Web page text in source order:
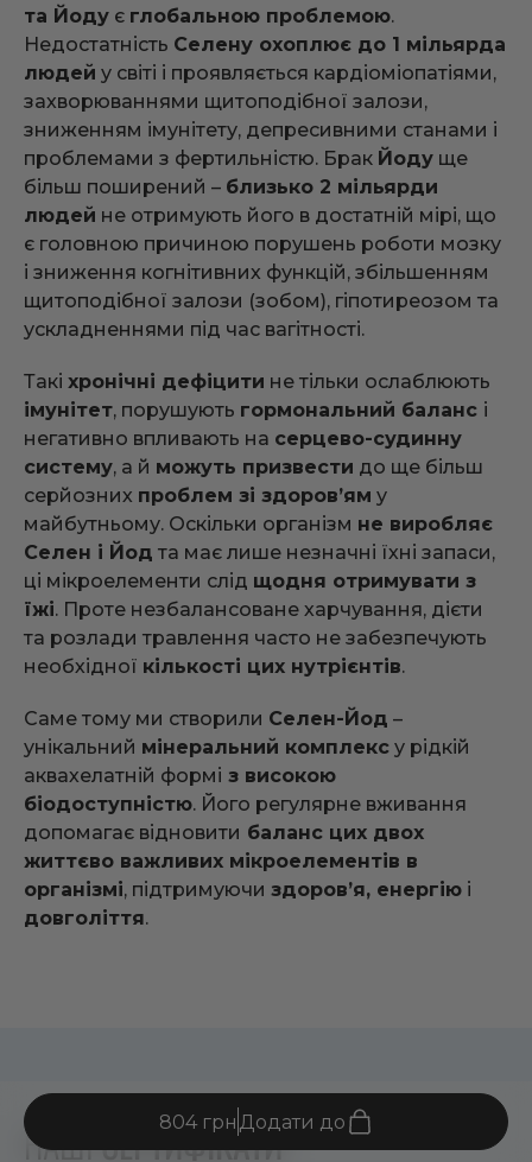
804 грн Додати до
та Йоду є глобальною проблемою.
Недостатність Селену охоплює до 1 мільярда
людей у світі і проявляється кардіоміопатіями,
захворюваннями щитоподібної залози,
зниженням імунітету, депресивними станами і
проблемами з фертильністю. Брак Йоду ще
більш поширений – близько 2 мільярди
людей не отримують його в достатній мірі, що
є головною причиною порушень роботи мозку
і зниження когнітивних функцій, збільшенням
щитоподібної залози (зобом), гіпотиреозом та
ускладненнями під час вагітності.
Такі хронічні дефіцити не тільки ослаблюють
імунітет, порушують гормональний баланс і
негативно впливають на серцево-судинну
систему, а й можуть призвести до ще більш
серйозних проблем зі здоров’ям у
майбутньому. Оскільки організм не виробляє
Селен і Йод та має лише незначні їхні запаси,
ці мікроелементи слід щодня отримувати з
їжі. Проте незбалансоване харчування, дієти
та розлади травлення часто не забезпечують
необхідної кількості цих нутрієнтів.
Саме тому ми створили Селен-Йод –
унікальний мінеральний комплекс у рідкій
аквахелатній формі з високою
біодоступністю. Його регулярне вживання
допомагає відновити баланс цих двох
життєво важливих мікроелементів в
організмі, підтримуючи здоров’я, енергію і
довголіття.
НАШІСЕРТИФІКАТИ